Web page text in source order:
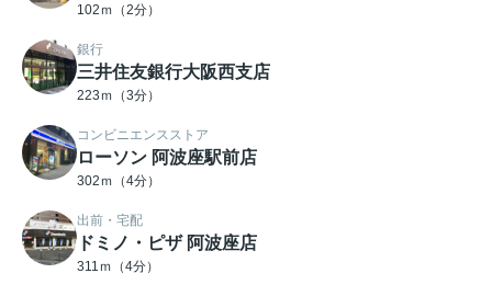
102ｍ（2分）
銀行
三井住友銀行大阪西支店
223ｍ（3分）
コンビニエンスストア
ローソン 阿波座駅前店
302ｍ（4分）
出前・宅配
ドミノ・ピザ 阿波座店
311ｍ（4分）